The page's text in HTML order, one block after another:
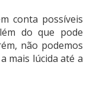
conta possíveis
do que pode
não podemos
mais lúcida até a